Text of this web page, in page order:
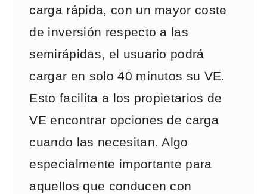
carga rápida, con un mayor coste
de inversión respecto a las
semirápidas, el usuario podrá
cargar en solo 40 minutos su VE.
Esto facilita a los propietarios de
VE encontrar opciones de carga
cuando las necesitan. Algo
especialmente importante para
aquellos que conducen con